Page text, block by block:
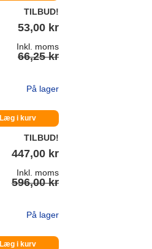
TILBUD!
53,00 kr
Inkl. moms
66,25 kr
På lager
Læg i kurv
TILBUD!
447,00 kr
Inkl. moms
596,00 kr
På lager
Læg i kurv